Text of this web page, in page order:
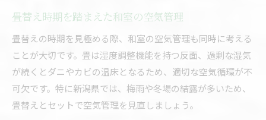
畳替え時期を踏まえた和室の空気管理
畳替えの時期を見極める際、和室の空気管理も同時に考える
ことが大切です。畳は湿度調整機能を持つ反面、過剰な湿気
が続くとダニやカビの温床となるため、適切な空気循環が不
可欠です。特に新潟県では、梅雨や冬場の結露が多いため、
畳替えとセットで空気管理を見直しましょう。